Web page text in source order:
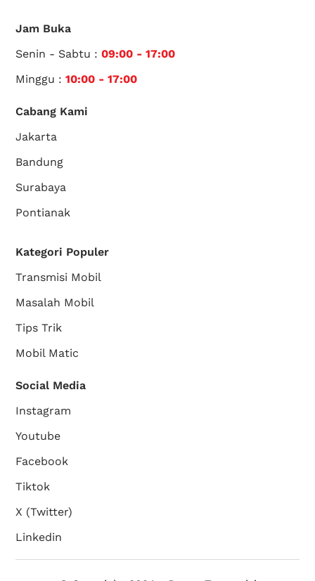
Jam Buka
Senin - Sabtu :09:00 - 17:00
Minggu :10:00 - 17:00
Cabang Kami
Jakarta
Bandung
Surabaya
Pontianak
Kategori Populer
Transmisi Mobil
Masalah Mobil
Tips Trik
Mobil Matic
Social Media
Instagram
Youtube
Facebook
Tiktok
X (Twitter)
Linkedin